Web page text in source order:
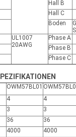
Hall B
Hall C
Boden
UL1007
20AWG
Phase A
Phase B
Phase C
OWM57BL01
4 4
3 3
36 36
4000 4000